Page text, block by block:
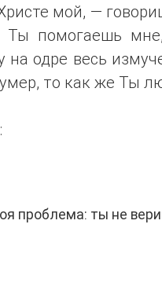
мой, —
Ты помогаешь
на одре весь
то как же Ты
проблема: ты не